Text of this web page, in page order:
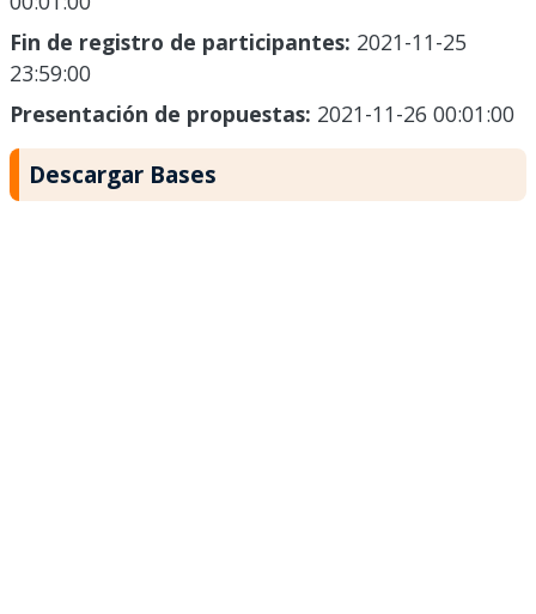
Fin de registro de participantes: 2021-11-25
23:59:00
Presentación de propuestas: 2021-11-26 00:01:00
Descargar Bases